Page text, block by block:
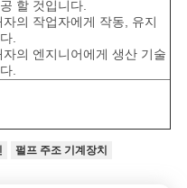
할 것입니다.
의 작업자에게 작동, 유지
.
의 엔지니어에게 생산 기술
.
펄프 주조 기계장치